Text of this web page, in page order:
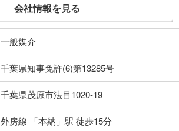
会社情報を見る
一般媒介
千葉県知事免許(6)第13285号
千葉県茂原市法目1020-19
外房線 「本納」駅 徒歩15分